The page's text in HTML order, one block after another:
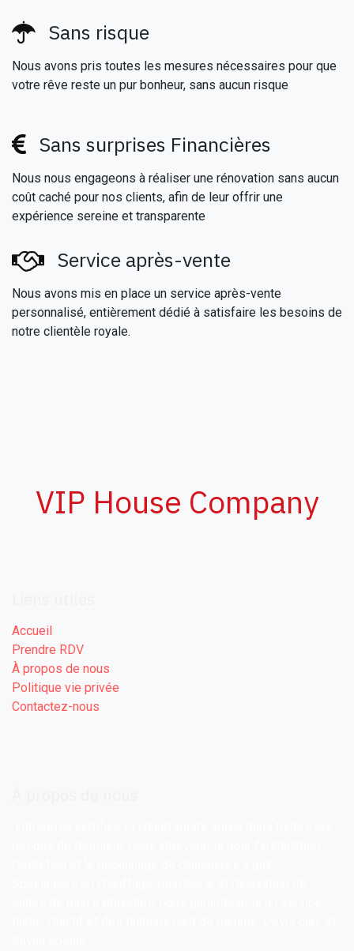
Sans risque
Nous avons pris toutes les mesures nécessaires pour que
votre rêve reste un pur bonheur, sans aucun risque
Sans surprises Financières
Nous nous engageons à réaliser une rénovation sans aucun
coût caché pour nos clients, afin de leur offrir une
expérience sereine et transparente
Service après-vente
Nous avons mis en place un service après-vente
personnalisé, entièrement dédié à satisfaire les besoins de
notre clientèle royale.
VIP House Company
Accueil
Prendre RDV
À propos de nous
Politique vie privée
Contactez-nous